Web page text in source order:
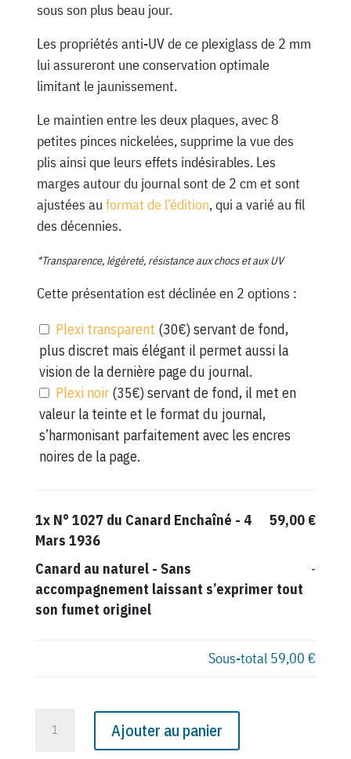
sous son plus beau jour.
Les propriétés anti-UV de ce plexiglass de 2 mm
lui assureront une conservation optimale
limitant le jaunissement.
Le maintien entre les deux plaques, avec 8
petites pinces nickelées, supprime la vue des
plis ainsi que leurs effets indésirables. Les
marges autour du journal sont de 2 cm et sont
ajustées au format de l’édition, qui a varié au fil
des décennies.
*Transparence, légèreté, résistance aux chocs et aux UV
Cette présentation est déclinée en 2 options :
Plexi transparent (30€) servant de fond,
plus discret mais élégant il permet aussi la
vision de la dernière page du journal.
Plexi noir (35€) servant de fond, il met en
valeur la teinte et le format du journal,
s’harmonisant parfaitement avec les encres
noires de la page.
1x N° 1027 du Canard Enchaîné - 4
Mars 1936
59,00 €
Canard au naturel- Sans
accompagnement laissant s’exprimer tout
son fumet originel
-
Sous-total 59,00 €
Ajouter au panier